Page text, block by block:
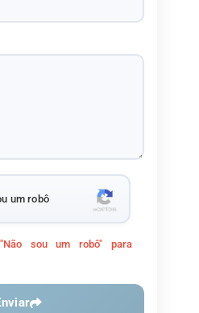
um robô
sou um robô" para